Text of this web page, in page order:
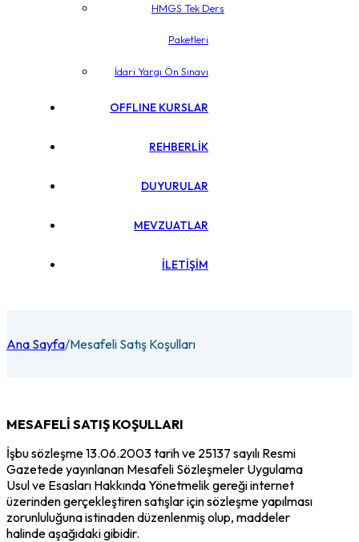
HMGS Tek Ders
Paketleri
İdari Yargı Ön Sınavı
OFFLINE KURSLAR
REHBERLİK
DUYURULAR
MEVZUATLAR
İLETİŞİM
Ana Sayfa/Mesafeli Satış Koşulları
MESAFELİ SATIŞ KOŞULLARI
İşbu sözleşme 13.06.2003 tarih ve 25137 sayılı Resmi
Gazetede yayınlanan Mesafeli Sözleşmeler Uygulama
Usul ve Esasları Hakkında Yönetmelik gereği internet
üzerinden gerçekleştiren satışlar için sözleşme yapılması
zorunluluğuna istinaden düzenlenmiş olup, maddeler
halinde aşağıdaki gibidir.